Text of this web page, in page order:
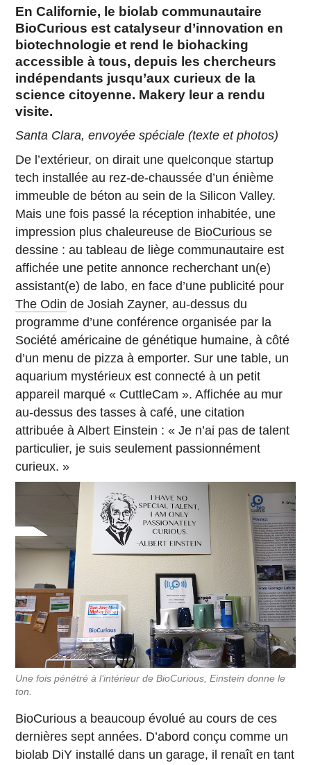
En Californie, le biolab communautaire
BioCurious est catalyseur d’innovation en
biotechnologie et rend le biohacking
accessible à tous, depuis les chercheurs
indépendants jusqu’aux curieux de la
science citoyenne. Makery leur a rendu
visite.
Santa Clara, envoyée spéciale (texte et photos)
De l’extérieur, on dirait une quelconque startup
tech installée au rez-de-chaussée d’un énième
immeuble de béton au sein de la Silicon Valley.
Mais une fois passé la réception inhabitée, une
impression plus chaleureuse de BioCurious se
dessine : au tableau de liège communautaire est
affichée une petite annonce recherchant un(e)
assistant(e) de labo, en face d’une publicité pour
The Odin de Josiah Zayner, au-dessus du
programme d’une conférence organisée par la
Société américaine de génétique humaine, à côté
d’un menu de pizza à emporter. Sur une table, un
aquarium mystérieux est connecté à un petit
appareil marqué « CuttleCam ». Affichée au mur
au-dessus des tasses à café, une citation
attribuée à Albert Einstein : « Je n’ai pas de talent
particulier, je suis seulement passionnément
curieux. »
Une fois pénétré à l’intérieur de BioCurious, Einstein donne le
ton.
BioCurious a beaucoup évolué au cours de ces
dernières sept années. D’abord conçu comme un
biolab DiY installé dans un garage, il renaît en tant